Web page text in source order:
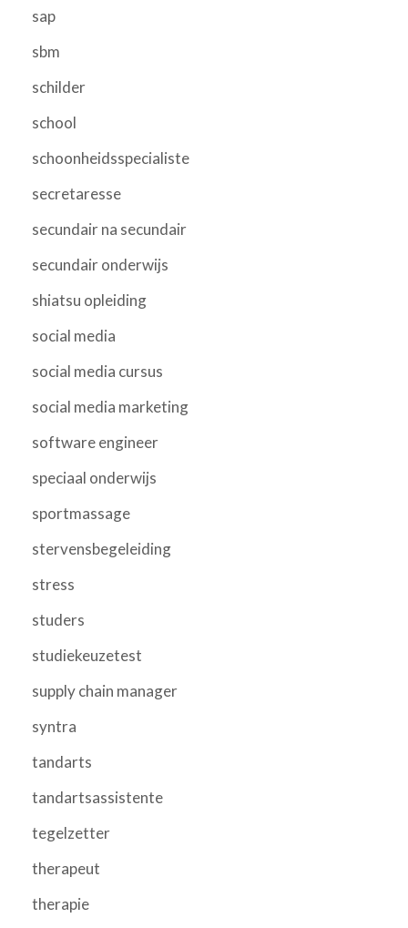
sap
sbm
schilder
school
schoonheidsspecialiste
secretaresse
secundair na secundair
secundair onderwijs
shiatsu opleiding
social media
social media cursus
social media marketing
software engineer
speciaal onderwijs
sportmassage
stervensbegeleiding
stress
studers
studiekeuzetest
supply chain manager
syntra
tandarts
tandartsassistente
tegelzetter
therapeut
therapie